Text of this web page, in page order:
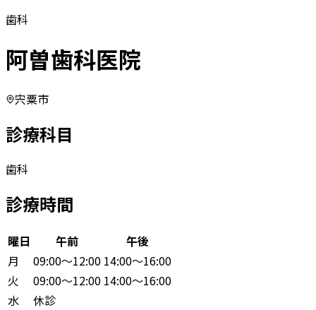
歯科
阿曽歯科医院
宍粟市
診療科目
歯科
診療時間
曜日 午前
午後
月
09:00〜12:00 14:00〜16:00
火
09:00〜12:00 14:00〜16:00
水
休診